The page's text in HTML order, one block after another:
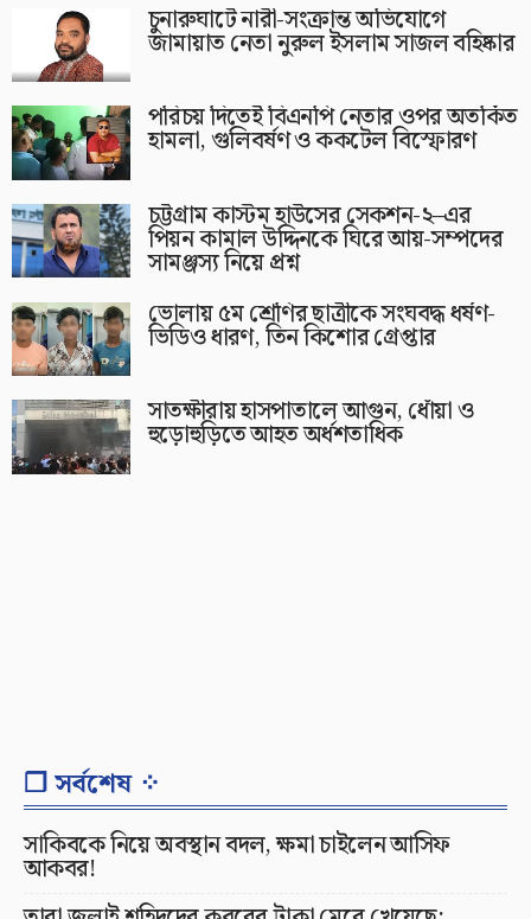
চুনারুঘাটে নারী-সংক্রান্ত অভিযোগে
জামায়াত নেতা নুরুল ইসলাম সাজল বহিষ্কার
পরিচয় দিতেই বিএনপি নেতার ওপর অতর্কিত
হামলা, গুলিবর্ষণ ও ককটেল বিস্ফোরণ
চট্টগ্রাম কাস্টম হাউসের সেকশন-২–এর
পিয়ন কামাল উদ্দিনকে ঘিরে আয়-সম্পদের
সামঞ্জস্য নিয়ে প্রশ্ন
ভোলায় ৫ম শ্রেণির ছাত্রীকে সংঘবদ্ধ ধর্ষণ-
ভিডিও ধারণ, তিন কিশোর গ্রেপ্তার
সাতক্ষীরায় হাসপাতালে আগুন, ধোঁয়া ও
হুড়োহুড়িতে আহত অর্ধশতাধিক
❐ সর্বশেষ ⁘
সাকিবকে নিয়ে অবস্থান বদল, ক্ষমা চাইলেন আসিফ
আকবর!